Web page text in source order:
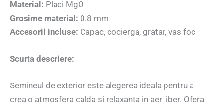
Material: Placi MgO
Grosime material: 0.8 mm
Accesorii incluse: Capac, cocierga, gratar, vas foc
Scurta descriere:
Semineul de exterior este alegerea ideala pentru a
crea o atmosfera calda si relaxanta in aer liber. Ofera